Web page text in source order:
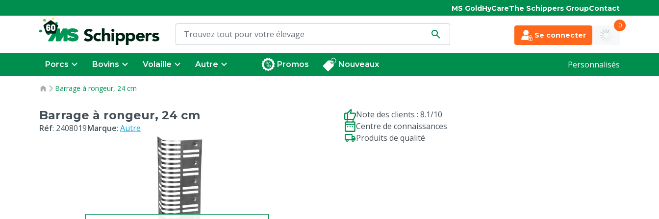
MS GoldHyCareThe Schippers GroupContact
Se connecter
0
Porcs Bovins Volaille Autre Promos Nouveaux Personnalisés
Barrage à rongeur, 24 cm
Barrage à rongeur, 24 cm
Réf: 2408019Marque: Autre
Note des clients : 8.1/10
Centre de connaissances
Produits de qualité